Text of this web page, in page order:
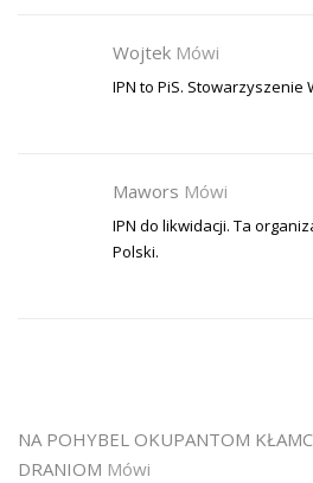
Wojtek Mówi
IPN to PiS. Stowarzyszenie
Mawors Mówi
IPN do likwidacji. Ta
Polski.
NA POHYBEL OKUPANTOM
DRANIOM Mówi